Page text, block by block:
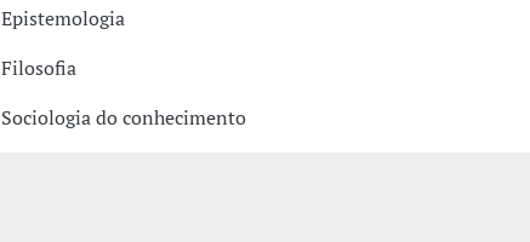
Epistemologia
Filosofia
Sociologia do conhecimento